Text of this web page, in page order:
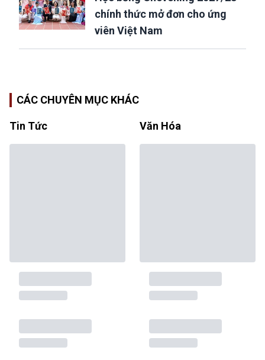
chính thức mở đơn cho ứng
viên Việt Nam
CÁC CHUYÊN MỤC KHÁC
Tin Tức Văn Hóa